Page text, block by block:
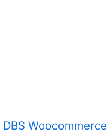
DBS Woocommerce